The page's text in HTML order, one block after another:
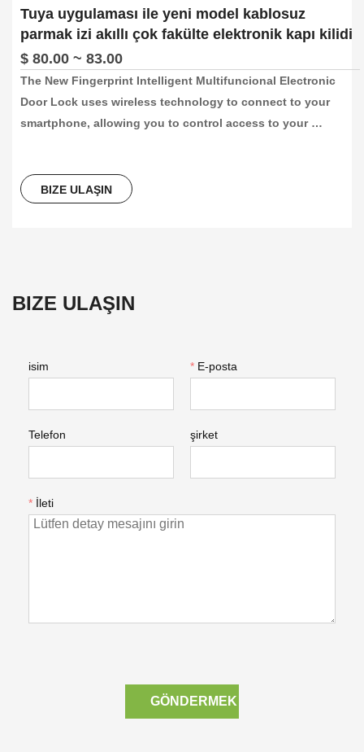
Tuya uygulaması ile yeni model kablosuz
parmak izi akıllı çok fakülte elektronik kapı kilidi
$ 80.00 ~ 83.00
The New Fingerprint Intelligent Multifuncional Electronic
Door Lock uses wireless technology to connect to your
smartphone, allowing you to control access to your
the need for keys or access codes. Excluding the
fingerprint, it also supports app, password, key, remote
BIZE ULAŞIN
BIZE ULAŞIN
isim * E-posta
Telefon şirket
* İleti
GÖNDERMEK